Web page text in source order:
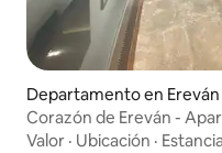
Departamento en Ereván
Corazón de Ereván -
Valor · Ubicación ·